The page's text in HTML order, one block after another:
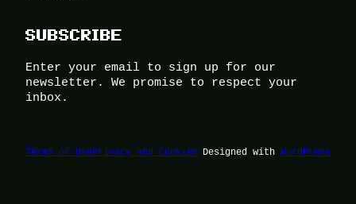
SUBSCRIBE
Enter your email to sign up for our
newsletter. We promise to respect your
inbox.
Terms of UsePrivacy and Cookies Designed with WordPress